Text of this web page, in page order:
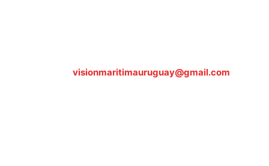
visionmaritimauruguay@gmail.com